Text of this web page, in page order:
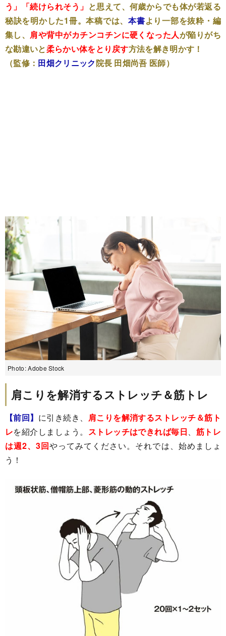
う」「続けられそう」 と思えて、何歳からでも体が若返る
秘訣を明かした1冊。本稿では、本書より一部を抜粋・編
集し、 肩や背中がカチンコチンに硬くなった人が陥りがち
な勘違いと柔らかい体をとり戻す方法を解き明かす！
（監修： 田畑クリニック院長 田畑尚吾 医師）
Photo: Adobe Stock
肩こりを解消するストレッチ＆筋トレ
【前回】 に引き続き、 肩こりを解消するストレッチ＆筋ト
レを紹介しましょう。 ストレッチはできれば毎日、 筋トレ
は週2、3回やってみてください。それでは、始めましょ
う！